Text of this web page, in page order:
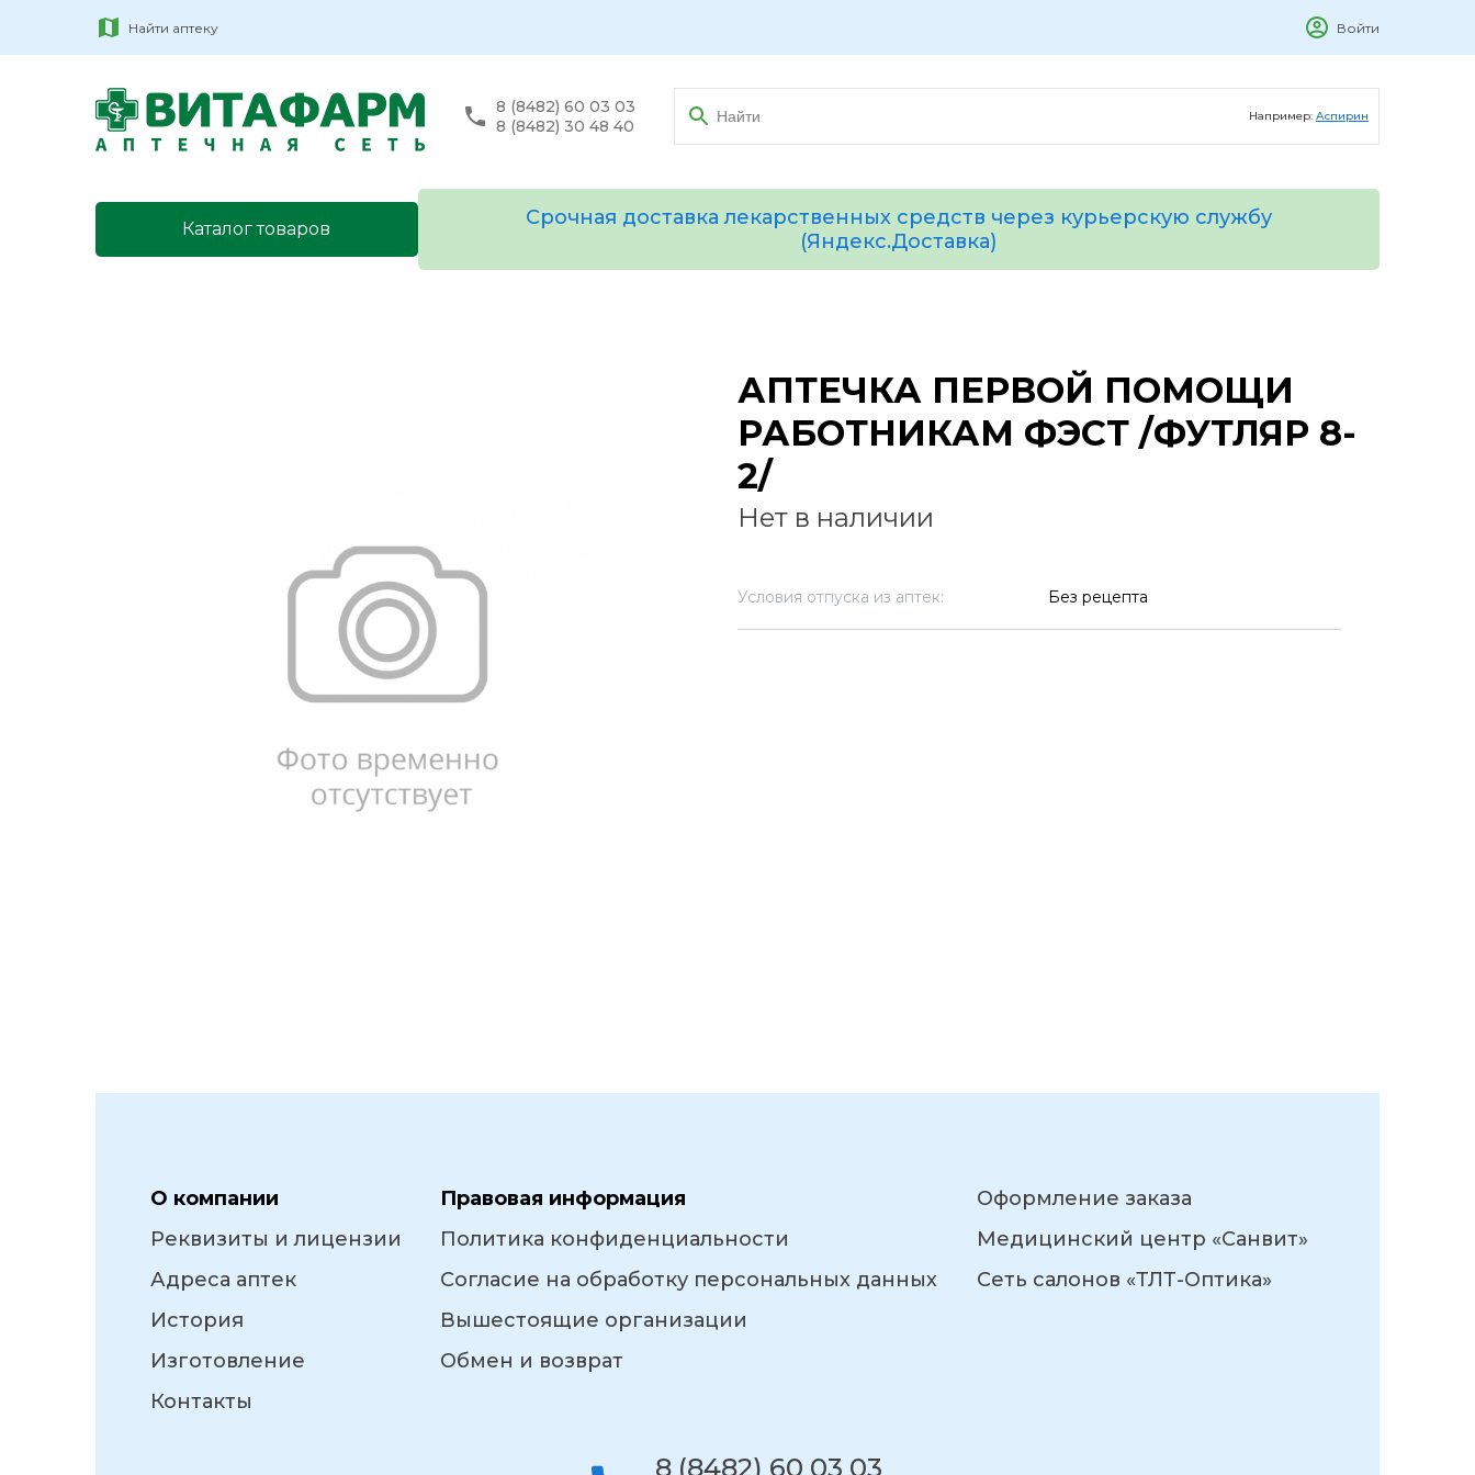
Найти аптеку Войти
8 (8482) 60 03 03
8 (8482) 30 48 40
Например: Аспирин
Каталог товаров
Срочная доставка лекарственных средств через курьерскую службу
(Яндекс.Доставка)
АПТЕЧКА ПЕРВОЙ ПОМОЩИ
РАБОТНИКАМ ФЭСТ /ФУТЛЯР 8-
2/
Нет в наличии
Условия отпуска из аптек: Без рецепта
О компании
Реквизиты и лицензии
Адреса аптек
История
Изготовление
Контакты
Правовая информация
Политика конфиденциальности
Согласие на обработку персональных данных
Вышестоящие организации
Обмен и возврат
Оформление заказа
Медицинский центр «Санвит»
Сеть салонов «ТЛТ-Оптика»
8 (8482) 60 03 03